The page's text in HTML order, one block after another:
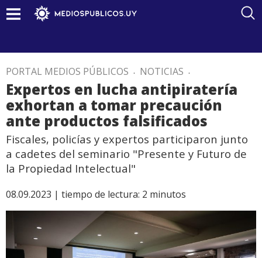
PORTAL MEDIOS PÚBLICOS . NOTICIAS .
Expertos en lucha antipiratería
exhortan a tomar precaución
ante productos falsificados
Fiscales, policías y expertos participaron junto
a cadetes del seminario "Presente y Futuro de
la Propiedad Intelectual"
08.09.2023 | tiempo de lectura: 2 minutos